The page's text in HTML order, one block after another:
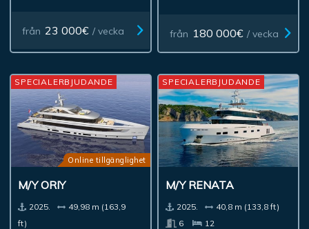
från 23 000€ / vecka från 180 000€ / vecka
Online tillgänglighet
M/Y ORIY
2025.
49,98 m (163,9
ft)
SPECIALERBJUDANDE
M/Y RENATA
2025.
40,8 m (133,8 ft)
6
12
SPECIALERBJUDANDE